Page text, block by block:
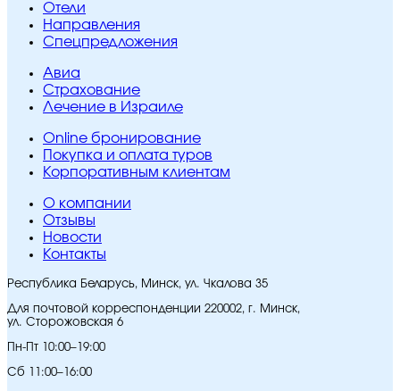
Отели
Направления
Спецпредложения
Авиа
Страхование
Лечение в Израиле
Online бронирование
Покупка и оплата туров
Корпоративным клиентам
O компании
Отзывы
Новости
Контакты
Республика Беларусь, Минск, ул. Чкалова 35
Для почтовой корреспонденции 220002, г. Минск,
ул. Сторожовская 6
Пн-Пт 10:00–19:00
Сб 11:00–16:00